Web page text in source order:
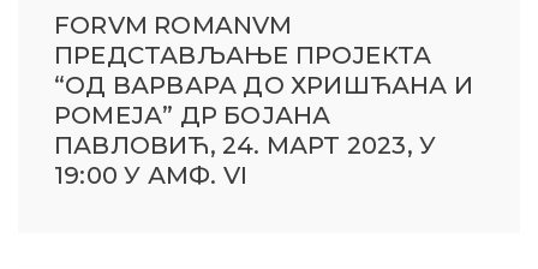
FORVM ROMANVM
ПРЕДСТАВЉАЊЕ ПРОЈЕКТА
“ОД ВАРВАРА ДО ХРИШЋАНА И
РОМЕЈА” ДР БОЈАНА
ПАВЛОВИЋ, 24. МАРТ 2023, У
19:00 У АМФ. VI